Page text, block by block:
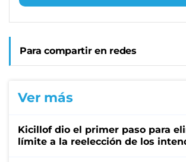
Para compartir en redes
Ver más
Kicillof dio el primer paso para
límite a la reelección de los